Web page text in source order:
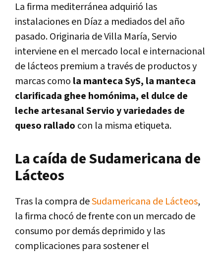
La firma mediterránea adquirió las
instalaciones en Díaz a mediados del año
pasado. Originaria de Villa María, Servio
interviene en el mercado local e internacional
de lácteos premium a través de productos y
marcas como la manteca SyS, la manteca
clarificada ghee homónima, el dulce de
leche artesanal Servio y variedades de
queso rallado con la misma etiqueta.
La caída de Sudamericana de
Lácteos
Tras la compra deSudamericana de Lácteos,
la firma chocó de frente con un mercado de
consumo por demás deprimido y las
complicaciones para sostener el